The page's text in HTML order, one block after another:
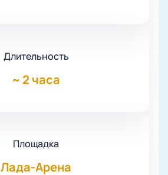
Длительность
~ 2 часа
Площадка
Лада-Арена